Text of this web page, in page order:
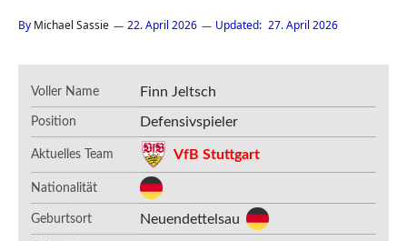
By Michael Sassie 22. April 2026 Updated: 27. April 2026
Voller Name Finn Jeltsch
Position Defensivspieler
Aktuelles Team VfB Stuttgart
Nationalität
Geburtsort Neuendettelsau